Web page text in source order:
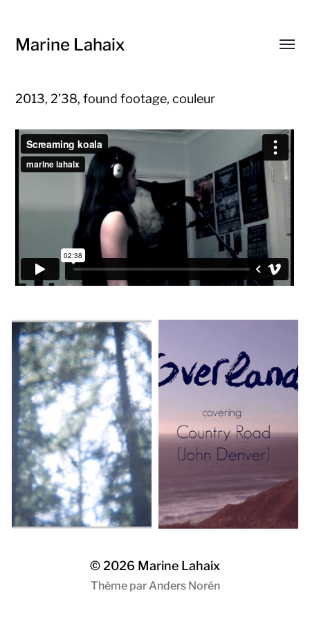
Marine Lahaix
2013, 2’38, found footage, couleur
© 2026 Marine Lahaix
Thème parAnders Norén